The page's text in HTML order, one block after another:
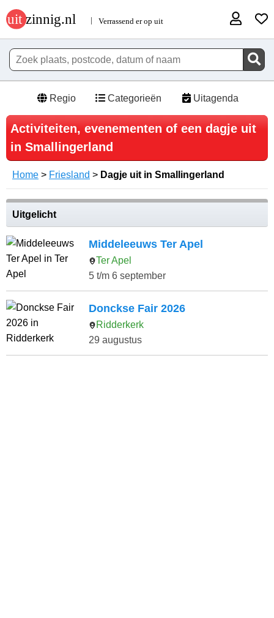
Regio Categorieën Uitagenda
Activiteiten, evenementen of een dagje uit
in Smallingerland
Home > Friesland > Dagje uit in Smallingerland
Uitgelicht
Middeleeuws Ter Apel
Ter Apel
5 t/m 6 september
Donckse Fair 2026
Ridderkerk
29 augustus